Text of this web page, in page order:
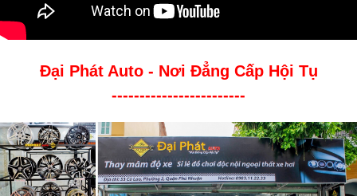
Đại Phát Auto - Nơi Đẳng Cấp Hội Tụ
------------------------